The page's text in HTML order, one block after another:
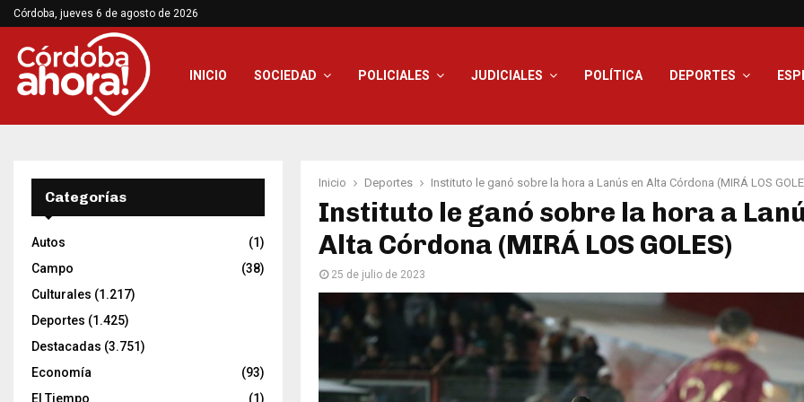
Córdoba, jueves 6 de agosto de 2026
INICIO SOCIEDAD POLICIALES JUDICIALES POLÍTICA DEPORTES
Inicio Deportes Instituto le ganó sobre la hora a Lanús en Alta Córdona (MIRÁ LOS
Instituto le ganó sobre la hora a
Alta Córdona (MIRÁ LOS GOLES)
25 de julio de 2023
Categorías
Autos
(1)
Campo
(38)
Culturales (1.217)
Deportes (1.425)
Destacadas (3.751)
Economía
(93)
El Tiempo
(1)